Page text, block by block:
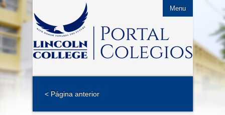
Menu
< Página anterior